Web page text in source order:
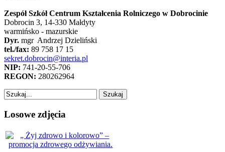
Zespół Szkół Centrum Kształcenia Rolniczego w Dobrocinie
Dobrocin 3, 14-330 Małdyty
warmińsko - mazurskie
Dyr. mgr Andrzej Dzieliński
tel./fax: 89 758 17 15
sekret.dobrocin@interia.pl
NIP: 741-20-55-706
REGON: 280262964
Losowe zdjęcia